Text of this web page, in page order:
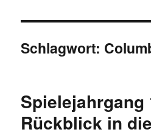
Schlagwort:
Spielejahrgang
Rückblick in